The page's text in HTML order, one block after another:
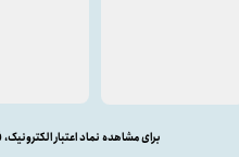
برای مشاهده نماد اعتبار